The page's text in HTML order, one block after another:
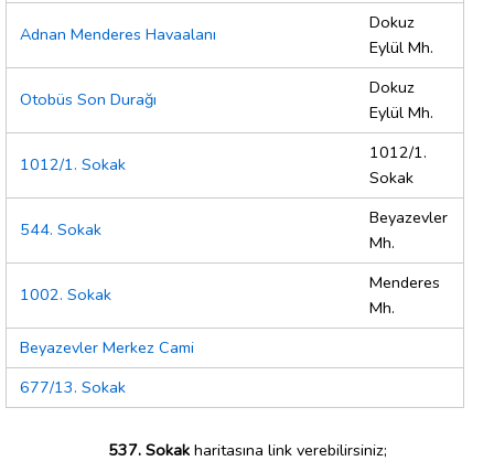
Adnan Menderes Havaalanı
Dokuz
Eylül Mh.
Otobüs Son Durağı
Dokuz
Eylül Mh.
1012/1. Sokak
1012/1.
Sokak
544. Sokak
Beyazevler
Mh.
1002. Sokak
Menderes
Mh.
Beyazevler Merkez Cami
677/13. Sokak
537. Sokakharitasına link verebilirsiniz;